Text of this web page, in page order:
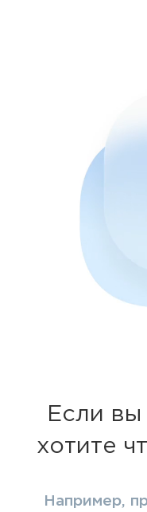
Если вы
хотите
Например,